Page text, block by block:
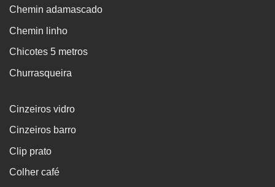
Chemin adamascado
Chemin linho
Chicotes 5 metros
Churrasqueira
Cinzeiros vidro
Cinzeiros barro
Clip prato
Colher café